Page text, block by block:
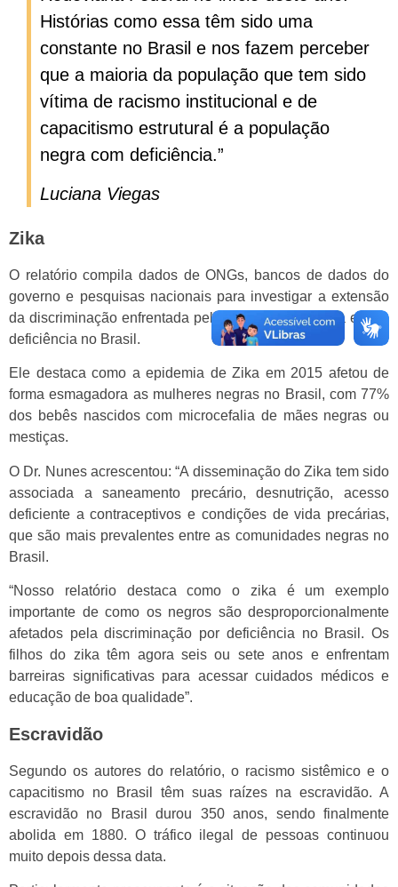
Histórias como essa têm sido uma
constante no Brasil e nos fazem perceber
que a maioria da população que tem sido
vítima de racismo institucional e de
capacitismo estrutural é a população
negra com deficiência.”
Luciana Viegas
Zika
O relatório compila dados de ONGs, bancos de dados do
governo e pesquisas nacionais para investigar a extensão
da discriminação enfrentada pela comunidade negra e com
deficiência no Brasil.
Ele destaca como a epidemia de Zika em 2015 afetou de
forma esmagadora as mulheres negras no Brasil, com 77%
dos bebês nascidos com microcefalia de mães negras ou
mestiças.
O Dr. Nunes acrescentou: “A disseminação do Zika tem sido
associada a saneamento precário, desnutrição, acesso
deficiente a contraceptivos e condições de vida precárias,
que são mais prevalentes entre as comunidades negras no
Brasil.
“Nosso relatório destaca como o zika é um exemplo
importante de como os negros são desproporcionalmente
afetados pela discriminação por deficiência no Brasil. Os
filhos do zika têm agora seis ou sete anos e enfrentam
barreiras significativas para acessar cuidados médicos e
educação de boa qualidade”.
Escravidão
Segundo os autores do relatório, o racismo sistêmico e o
capacitismo no Brasil têm suas raízes na escravidão. A
escravidão no Brasil durou 350 anos, sendo finalmente
abolida em 1880. O tráfico ilegal de pessoas continuou
muito depois dessa data.